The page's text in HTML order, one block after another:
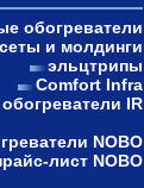
обогреватели
и молдинги
эльцтрипы
Comfort Infra
обогреватели IR
NOBO
лист NOBO